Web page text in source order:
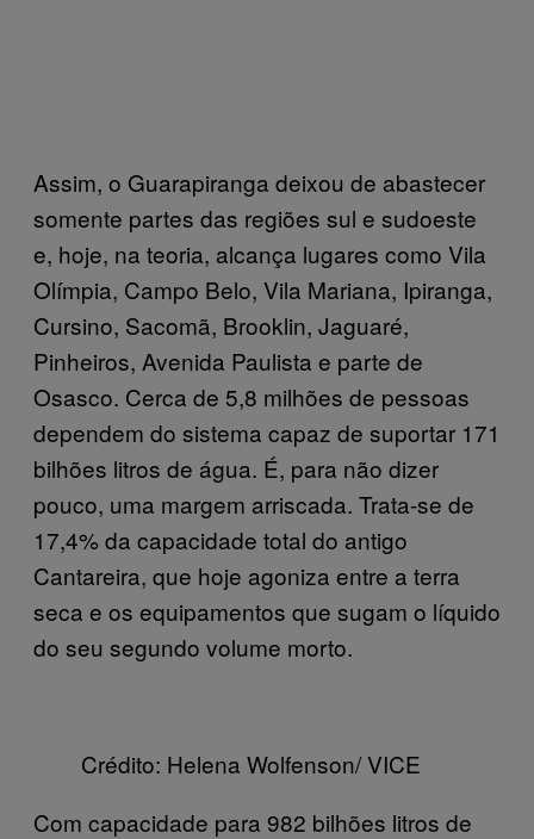
Assim, o Guarapiranga deixou de abastecer
somente partes das regiões sul e sudoeste
e, hoje, na teoria, alcança lugares como Vila
Olímpia, Campo Belo, Vila Mariana, Ipiranga,
Cursino, Sacomã, Brooklin, Jaguaré,
Pinheiros, Avenida Paulista e parte de
Osasco. Cerca de 5,8 milhões de pessoas
dependem do sistema capaz de suportar 171
bilhões litros de água. É, para não dizer
pouco, uma margem arriscada. Trata-se de
17,4% da capacidade total do antigo
Cantareira, que hoje agoniza entre a terra
seca e os equipamentos que sugam o líquido
do seu segundo volume morto.
Crédito: Helena Wolfenson/ VICE
Com capacidade para 982 bilhões litros de